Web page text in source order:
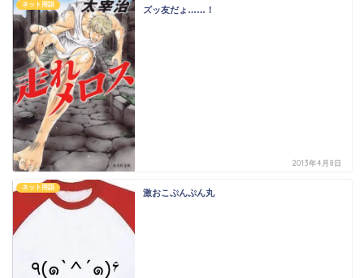
ネット用語
ズッ友だょ……！
2013年4月8日
ネット用語
激おこぷんぷん丸